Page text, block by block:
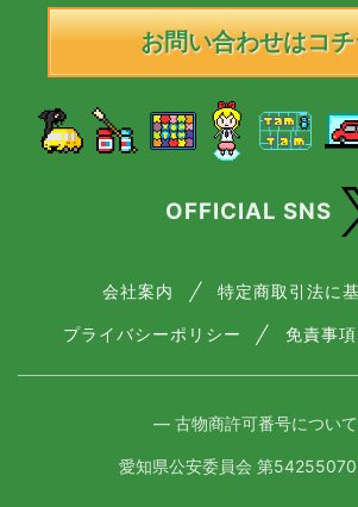
お問い合わせはコ
OFFICIAL SNS
会社案内 特定商取引法に
プライバシーポリシー 免責事項
― 古物商許可番号につい
愛知県公安委員会 第